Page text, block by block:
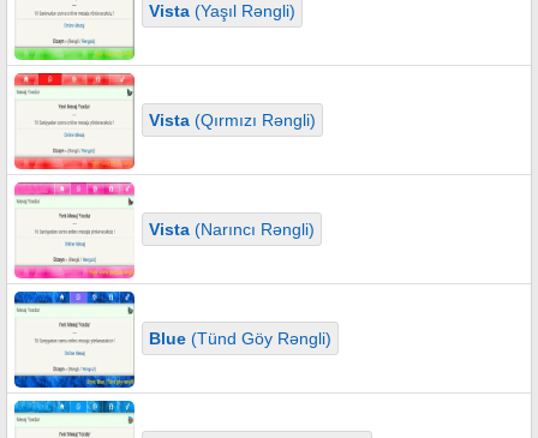
Vista(Yaşıl Rəngli)
Vista(Qırmızı Rəngli)
Vista(Narıncı Rəngli)
Blue(Tünd Göy Rəngli)